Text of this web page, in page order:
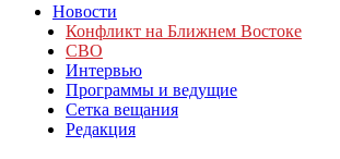
Новости
Конфликт на Ближнем Востоке
СВО
Интервью
Программы и ведущие
Сетка вещания
Редакция